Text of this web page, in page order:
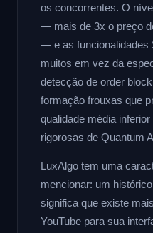
os concorrentes. O
— mais de 3x o preço
— e as funcionalidades
muitos em vez da
detecção de order
formação frouxas que
qualidade média
rigorosas de Quantum
LuxAlgo tem uma
mencionar: um
significa que existe
YouTube para sua